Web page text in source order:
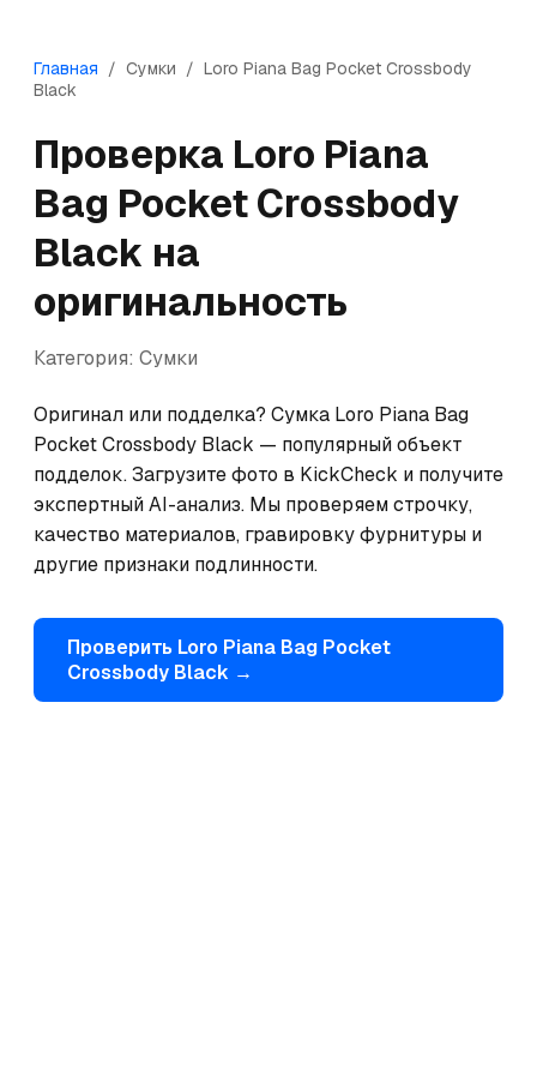
Главная / Сумки / Loro Piana Bag Pocket Crossbody
Black
Проверка Loro Piana
Bag Pocket Crossbody
Black на
оригинальность
Категория: Сумки
Оригинал или подделка? Сумка Loro Piana Bag
Pocket Crossbody Black — популярный объект
подделок. Загрузите фото в KickCheck и получите
экспертный AI-анализ. Мы проверяем строчку,
качество материалов, гравировку фурнитуры и
другие признаки подлинности.
Проверить Loro Piana Bag Pocket
Crossbody Black →